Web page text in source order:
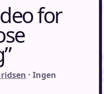
for
· Ingen